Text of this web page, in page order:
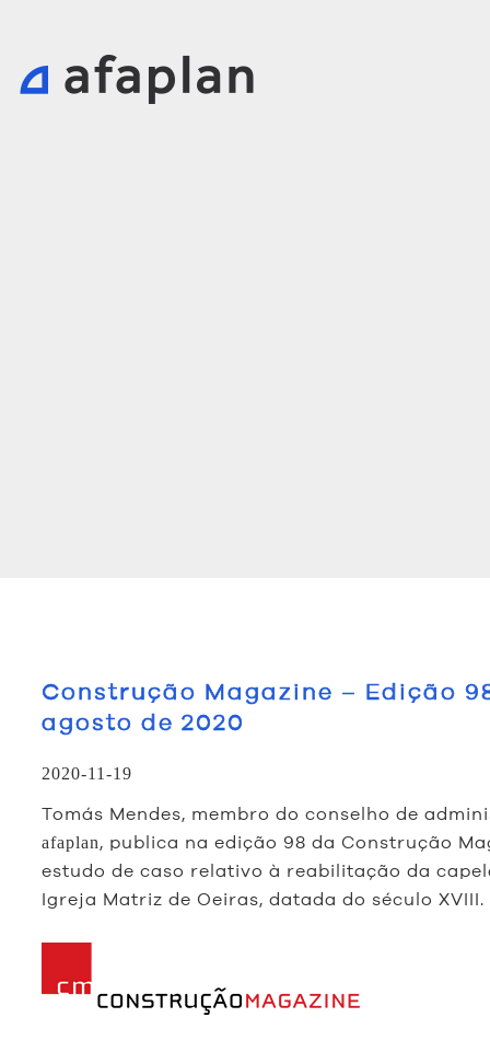
Construção Magazine – Edição
agosto de 2020
2020-11-19
Tomás Mendes, membro do conselho de
afaplan, publica na edição 98 da Construção
estudo de caso relativo à reabilitação da
Igreja Matriz de Oeiras, datada do século XVIII.